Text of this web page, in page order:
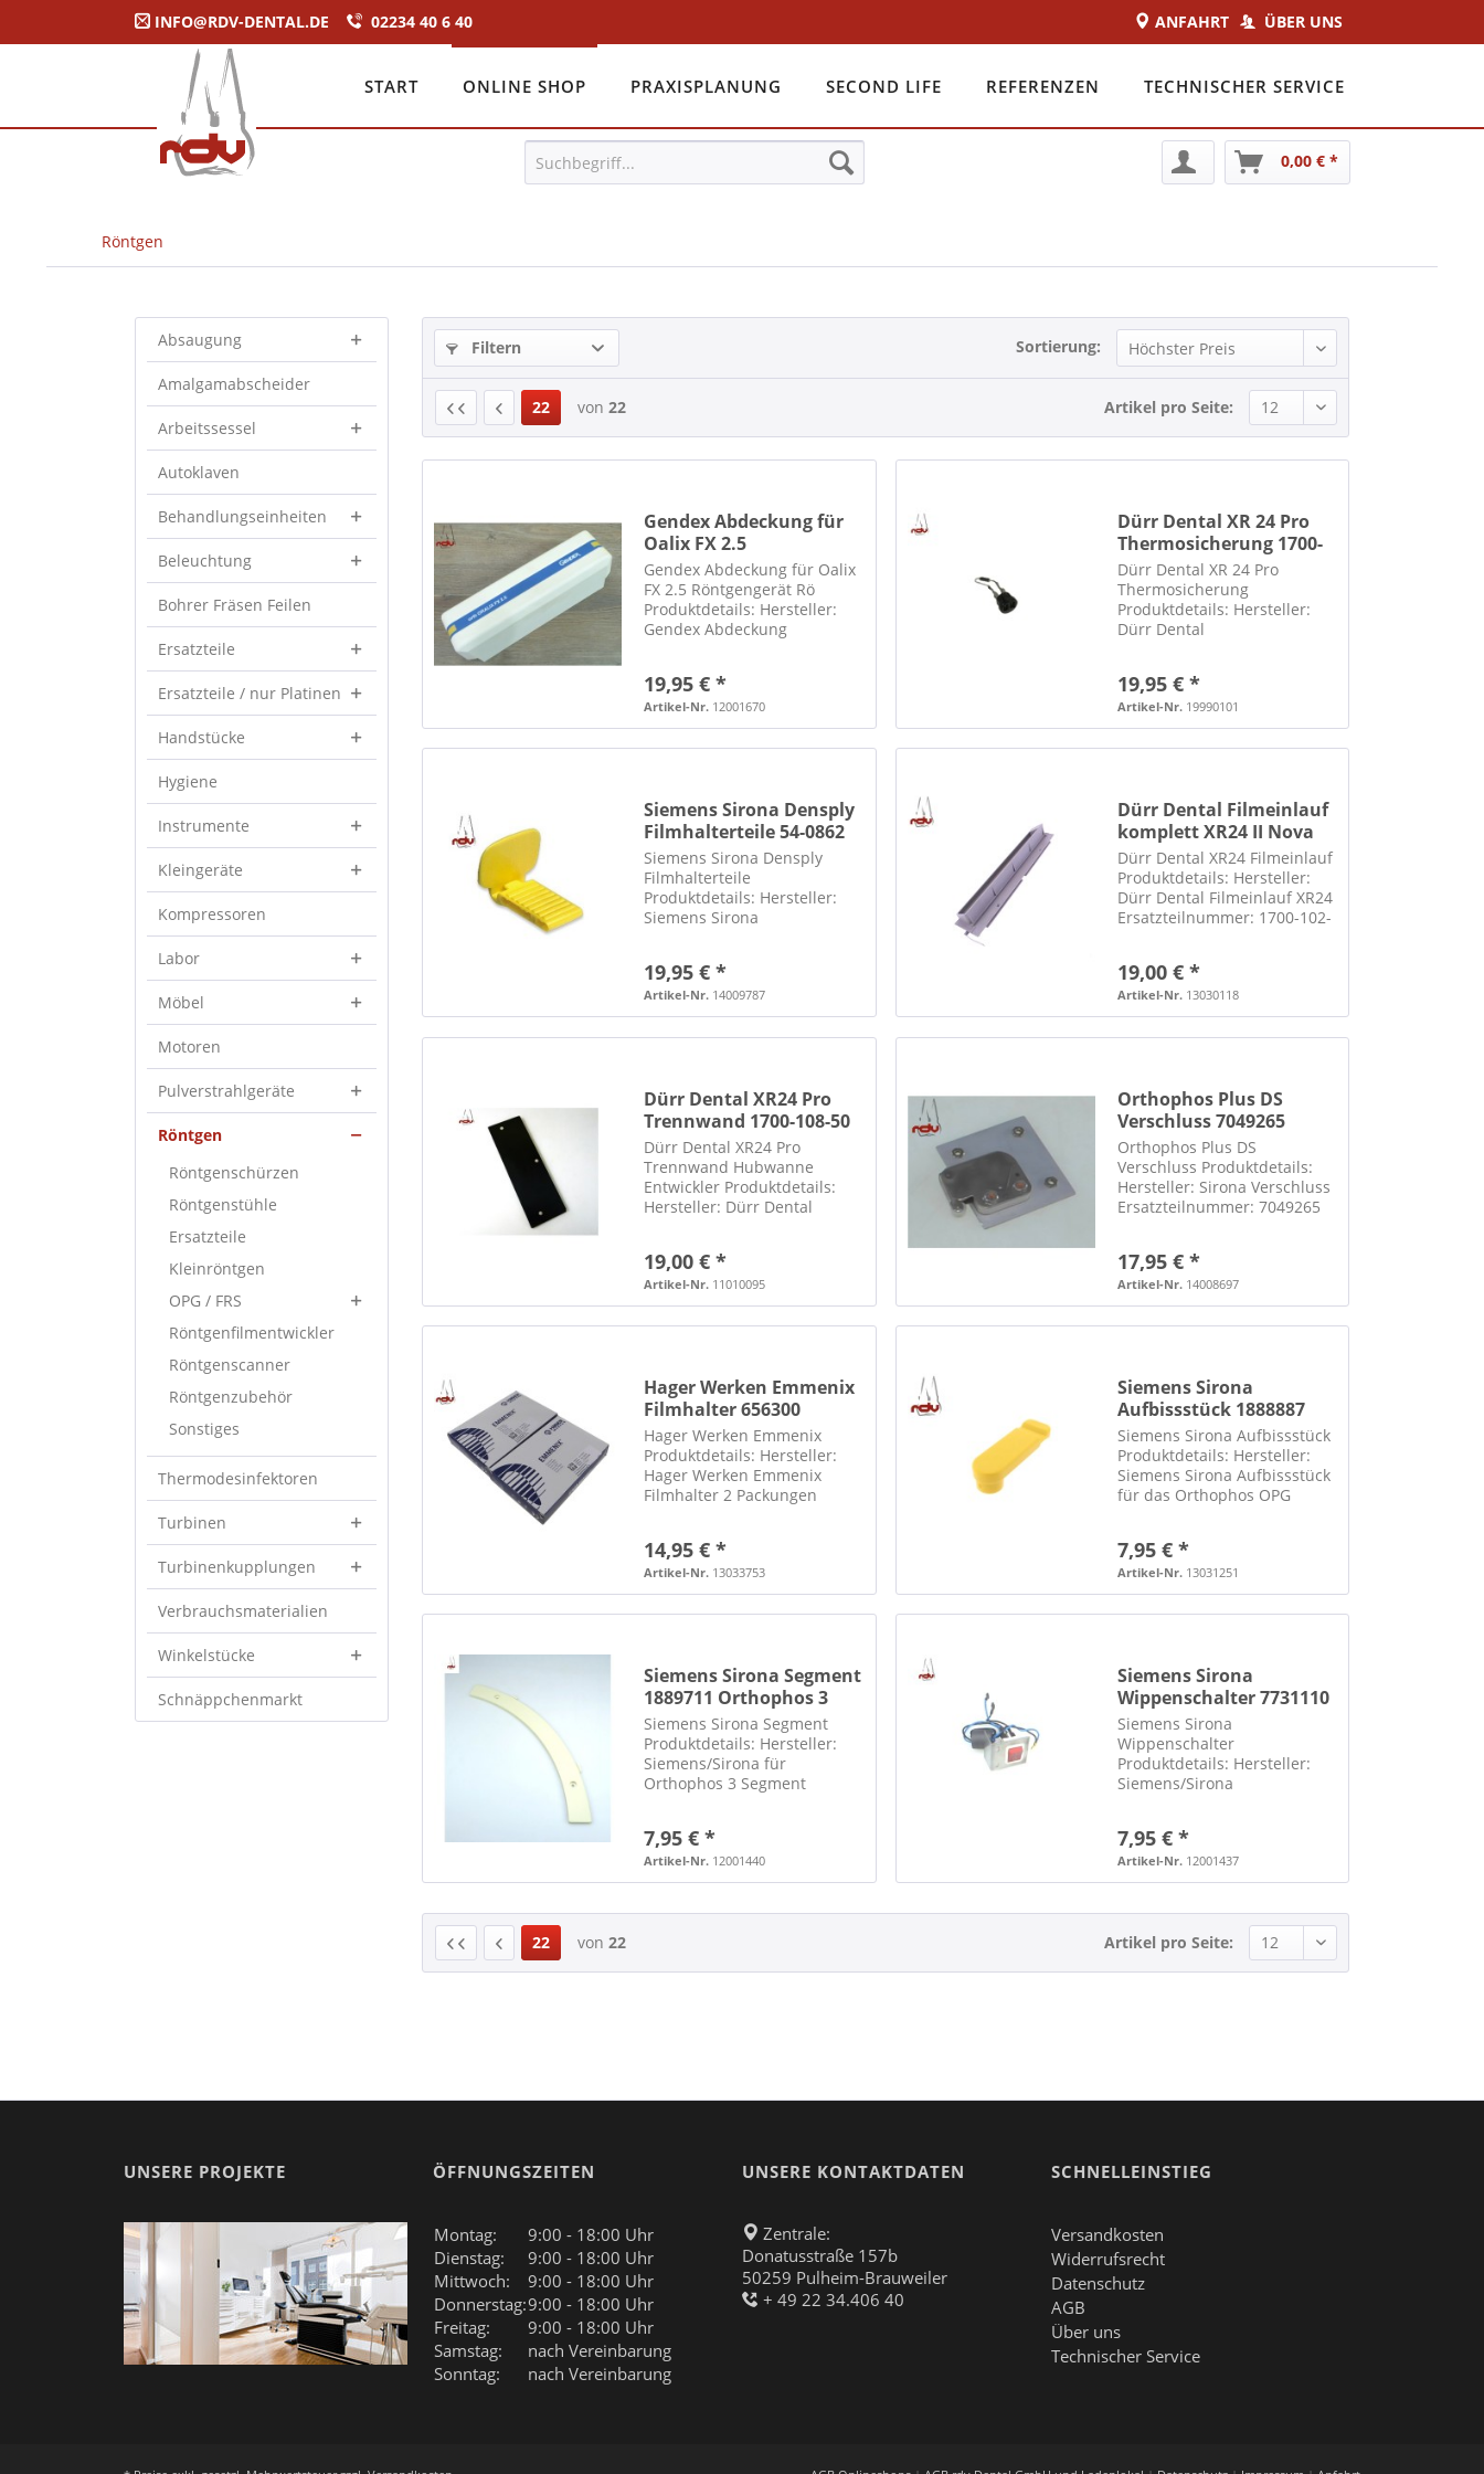
INFO@RDV-DENTAL.DE 02234 40 6 40 ÜBER UNS
ANFAHRT
START ONLINE SHOP PRAXISPLANUNG SECOND LIFE REFERENZEN TECHNISCHER SERVICE
0,00 € *
Röntgen
Absaugung
Amalgamabscheider
Arbeitssessel
Autoklaven
Behandlungseinheiten
Beleuchtung
Bohrer Fräsen Feilen
Ersatzteile
Ersatzteile / nur Platinen
Handstücke
Hygiene
Instrumente
Kleingeräte
Kompressoren
Labor
Möbel
Motoren
Pulverstrahlgeräte
Röntgen
Röntgenschürzen
Röntgenstühle
Ersatzteile
Kleinröntgen
OPG / FRS
Röntgenfilmentwickler
Röntgenscanner
Röntgenzubehör
Sonstiges
Thermodesinfektoren
Turbinen
Turbinenkupplungen
Verbrauchsmaterialien
Winkelstücke
Schnäppchenmarkt
Filtern Sortierung:
22 von 22 Artikel pro Seite:
Gendex Abdeckung für
Oalix FX 2.5
Röntgengerät Rö
Gendex Abdeckung für Oalix
FX 2.5 Röntgengerät Rö
Produktdetails: Hersteller:
Gendex Abdeckung
funktionierenden Gerät
ausgebaut ***** WICHTIGER
HINWEIS ZU
SPEDITIONSLIEFERUNGEN:
19,95 € *
Artikel-Nr. 12001670
Dürr Dental XR 24 Pro
Thermosicherung 1700-
125-50
Dürr Dental XR 24 Pro
Thermosicherung
Produktdetails: Hersteller:
Dürr Dental
Pro wurde von unserem
Technikerteam überprüft
und funktioniert einwandfrei
wurde aus einem
19,95 € *
Artikel-Nr.19990101
Siemens Sirona Densply
Filmhalterteile 54-0862
Siemens Sirona Densply
Filmhalterteile
Produktdetails: Hersteller:
Siemens Sirona
18 Stück enthalten die
Verpackung ist bereits
geöffnet ***** WICHTIGER
HINWEIS ZU
19,95 € *
Artikel-Nr. 14009787
Dürr Dental Filmeinlauf
komplett XR24 II Nova
Dürr Dental XR24 Filmeinlauf
Produktdetails: Hersteller:
Dürr Dental Filmeinlauf XR24
Ersatzteilnummer: 1700-102-
Röntgenfilmentwickler Artikel
wurde aus einem
funktionierenden Gerät
ausgebaut...
19,00 € *
Artikel-Nr.13030118
Dürr Dental XR24 Pro
Trennwand 1700-108-50
Hubwann
Dürr Dental XR24 Pro
Trennwand Hubwanne
Entwickler Produktdetails:
Hersteller: Dürr Dental
Ersatzteilnummer: 1700-108-
50 wurde aus einem
funktionierenden Gerät
ausgebaut ***** WICHTIGER
19,00 € *
Artikel-Nr. 11010095
Orthophos Plus DS
Verschluss 7049265
Orthophos Plus DS
Verschluss Produktdetails:
Hersteller: Sirona Verschluss
Ersatzteilnummer: 7049265
ausgebaut ***** WICHTIGER
HINWEIS ZU
SPEDITIONSLIEFERUNGEN:
***** Eine telefonische...
17,95 € *
Artikel-Nr.14008697
Hager Werken Emmenix
Filmhalter 656300
Hager Werken Emmenix
Produktdetails: Hersteller:
Hager Werken Emmenix
Filmhalter 2 Packungen
WICHTIGER HINWEIS ZU
SPEDITIONSLIEFERUNGEN:
***** Eine telefonische
Vorankündigung der...
14,95 € *
Artikel-Nr. 13033753
Siemens Sirona
Aufbissstück 1888887
Orthophos OPG
Siemens Sirona Aufbissstück
Produktdetails: Hersteller:
Siemens Sirona Aufbissstück
für das Orthophos OPG
wurde von unserem
Technikerteam überprüft
und funktioniert
einwandfrei...
7,95 € *
Artikel-Nr.13031251
Siemens Sirona Segment
1889711 Orthophos 3
OPG
Siemens Sirona Segment
Produktdetails: Hersteller:
Siemens/Sirona für
Orthophos 3 Segment
funktionierenden Gerät
ausgebaut ***** WICHTIGER
HINWEIS ZU
7,95 € *
Artikel-Nr. 12001440
Siemens Sirona
Wippenschalter 7731110
Orthophos 3
Siemens Sirona
Wippenschalter
Produktdetails: Hersteller:
Siemens/Sirona
wurde aus einem
funktionierenden Gerät
ausgebaut ***** WICHTIGER
SPEDITIONSLIEFERUNGEN:
***** Eine...
7,95 € *
Artikel-Nr.12001437
22 von 22 Artikel pro Seite:
UNSERE PROJEKTE ÖFFNUNGSZEITEN
Montag:
9:00 - 18:00 Uhr
Dienstag:
9:00 - 18:00 Uhr
Mittwoch:
9:00 - 18:00 Uhr
Donnerstag:9:00 - 18:00 Uhr
Freitag:
9:00 - 18:00 Uhr
Samstag:
nach Vereinbarung
Sonntag:
nach Vereinbarung
UNSERE KONTAKTDATEN
Zentrale:
Donatusstraße 157b
50259 Pulheim-Brauweiler
+ 49 22 34.406 40
SCHNELLEINSTIEG
Versandkosten
Widerrufsrecht
Datenschutz
AGB
Über uns
Technischer Service